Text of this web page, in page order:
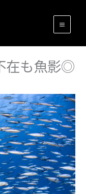
在も魚影◎